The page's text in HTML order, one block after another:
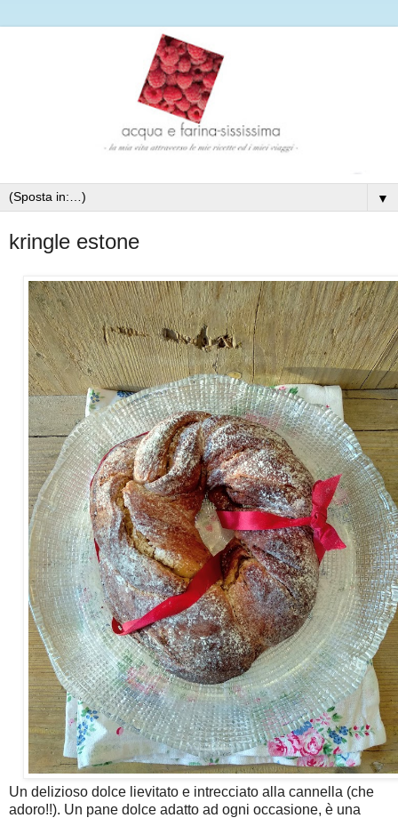
▼
kringle estone
Un delizioso dolce lievitato e intrecciato alla cannella (che
adoro!!). Un pane dolce adatto ad ogni occasione, è una